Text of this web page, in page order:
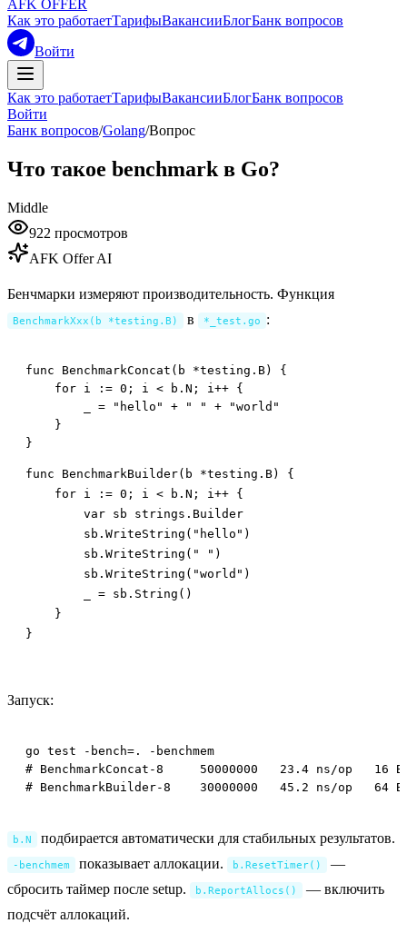
AFK OFFER
Как это работаетТарифыВакансииБлогБанк вопросов
Войти
Как это работаетТарифыВакансииБлогБанк вопросов
Войти
Банк вопросов/Golang/Вопрос
Что такое benchmark в Go?
Middle
922 просмотров
AFK Offer AI
Бенчмарки измеряют производительность. Функция
BenchmarkXxx(b *testing.B) в *_test.go :
func BenchmarkConcat(b *testing.B) {
    for i := 0; i < b.N; i++ {
        _ = "hello" + " " + "world"
    }
func BenchmarkBuilder(b *testing.B) {
    for i := 0; i < b.N; i++ {
        var sb strings.Builder
        sb.WriteString("hello")
        sb.WriteString(" ")
        sb.WriteString("world")
        _ = sb.String()
    }
}
Запуск:
go test -bench=. -benchmem
# BenchmarkConcat-8     50000000   23.4 ns/op   16
# BenchmarkBuilder-8    30000000   45.2 ns/op   64
b.N подбирается автоматически для стабильных результатов.
-benchmem показывает аллокации. b.ResetTimer()
—
сбросить таймер после setup.
b.ReportAllocs()
— включить
подсчёт аллокаций.